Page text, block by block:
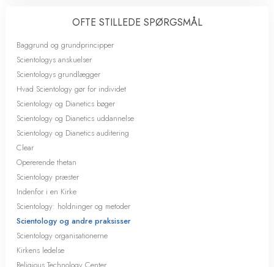
OFTE STILLEDE SPØRGSMÅL
Baggrund og grundprincipper
Scientologys anskuelser
Scientologys grundlægger
Hvad Scientology gør for individet
Scientology og Dianetics bøger
Scientology og Dianetics uddannelse
Scientology og Dianetics auditering
Clear
Opererende thetan
Scientology præster
Indenfor i en Kirke
Scientology: holdninger og metoder
Scientology og andre praksisser
Scientology organisationerne
Kirkens ledelse